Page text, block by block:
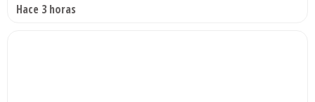
Hace 3 horas